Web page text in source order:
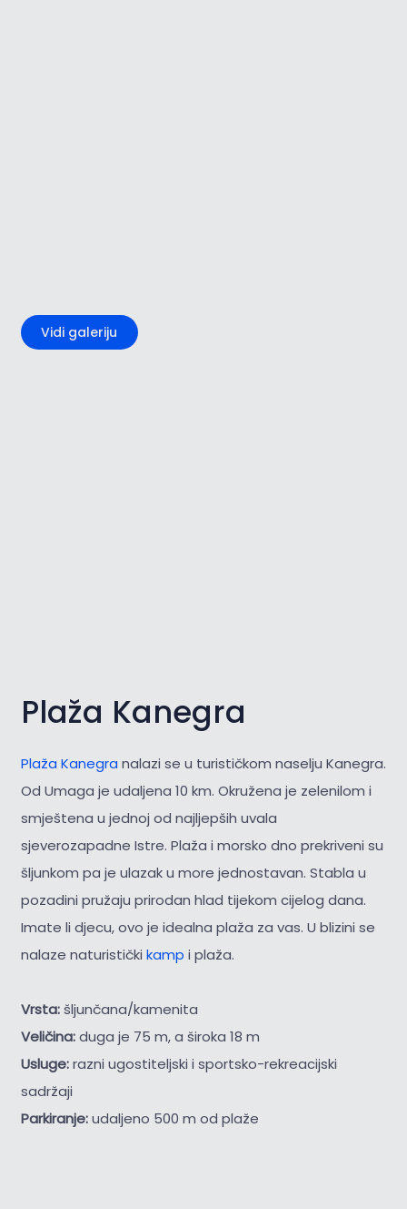
Vidi galeriju
Plaža Kanegra
Plaža Kanegra nalazi se u turističkom naselju Kanegra.
Od Umaga je udaljena 10 km. Okružena je zelenilom i
smještena u jednoj od najljepših uvala
sjeverozapadne Istre. Plaža i morsko dno prekriveni su
šljunkom pa je ulazak u more jednostavan. Stabla u
pozadini pružaju prirodan hlad tijekom cijelog dana.
Imate li djecu, ovo je idealna plaža za vas. U blizini se
nalaze naturistički kamp i plaža.
Vrsta:šljunčana/kamenita
Veličina:duga je 75 m, a široka 18 m
Usluge:razni ugostiteljski i sportsko-rekreacijski
sadržaji
Parkiranje:udaljeno 500 m od plaže